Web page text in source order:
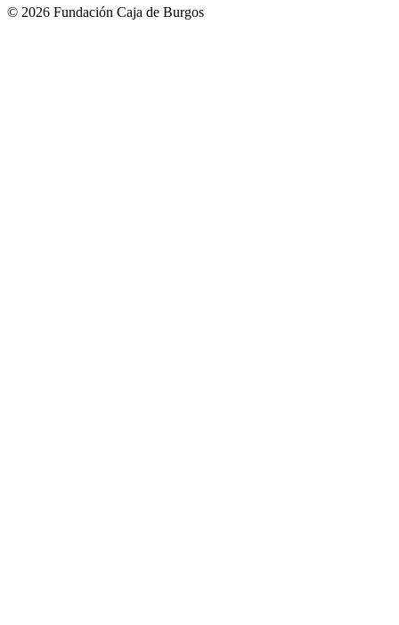
© 2026 Fundación Caja de Burgos